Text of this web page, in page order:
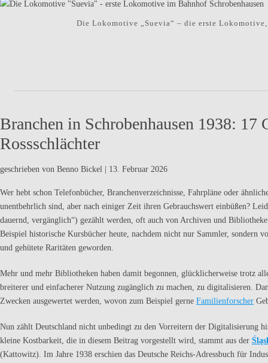
Die Lokomotive „Suevia“ – die erste
Branchen in Schrobenhausen 1938:
Rossschlächter
geschrieben von Benno Bickel 13. Februar 2026
Wer hebt schon Telefonbücher, Branchenverzeichnisse, Fahrpläne oder
unentbehrlich sind, aber nach einiger Zeit ihren Gebrauchswert einbüßen?
dauernd, vergänglich“) gezählt werden, oft auch von Archiven und
Beispiel historische Kursbücher heute, nachdem nicht nur Sammler, sondern
und gehütete Raritäten geworden.
Mehr und mehr Bibliotheken haben damit begonnen, glücklicherweise trotz
breiterer und einfacherer Nutzung zugänglich zu machen, zu digitalisieren.
Zwecken ausgewertet werden, wovon zum Beispiel gerne Familienforscher
Nun zählt Deutschland nicht unbedingt zu den Vorreitern der Digitalisierung
kleine Kostbarkeit, die in diesem Beitrag vorgestellt wird, stammt aus der
(Kattowitz). Im Jahre 1938 erschien das Deutsche Reichs-Adressbuch für